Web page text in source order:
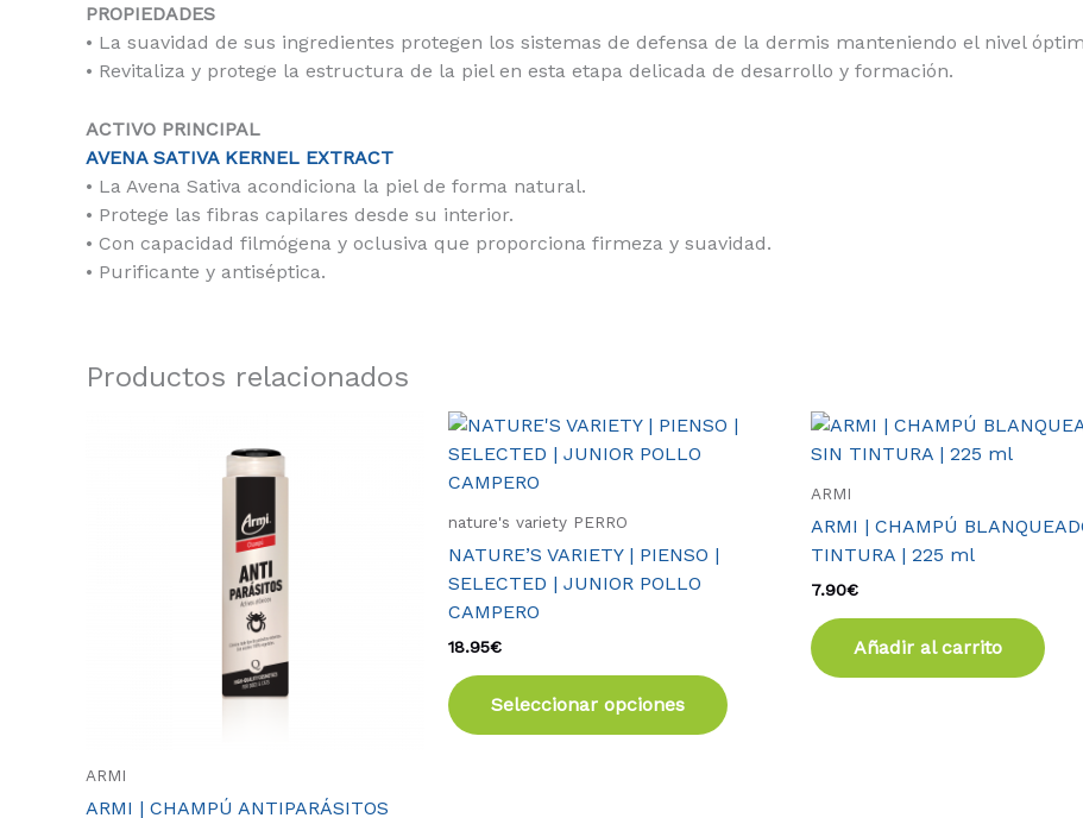
PROPIEDADES
• La suavidad de sus ingredientes protegen los sistemas de defensa de la dermis manteniendo el nivel
• Revitaliza y protege la estructura de la piel en esta etapa delicada de desarrollo y formación.
ACTIVO PRINCIPAL
AVENA SATIVA KERNEL EXTRACT
• La Avena Sativa acondiciona la piel de forma natural.
• Protege las fibras capilares desde su interior.
• Con capacidad filmógena y oclusiva que proporciona firmeza y suavidad.
• Purificante y antiséptica.
Productos relacionados
ARMI
ARMI | CHAMPÚ ANTIPARÁSITOS
nature's variety PERRO
NATURE’S VARIETY | PIENSO |
SELECTED | JUNIOR POLLO
CAMPERO
18.95€
Seleccionar opciones
Este
variantes.
en
ARMI
ARMI | CHAMPÚ
TINTURA | 225 ml
7.90€
Añadir al carrito